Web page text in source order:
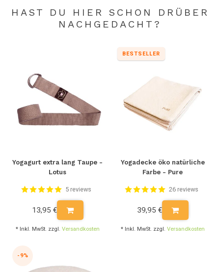
HAST DU HIER SCHON DRÜBER
NACHGEDACHT?
Yogagurt extra lang Taupe -
Lotus
5 reviews
13,95 €
* Inkl. MwSt. zzgl. Versandkosten
BESTSELLER
Yogadecke öko natürliche
Farbe - Pure
26 reviews
39,95 €
* Inkl. MwSt. zzgl. Versandkosten
-9%